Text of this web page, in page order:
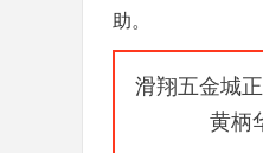
助。
滑翔五金城
黄柄